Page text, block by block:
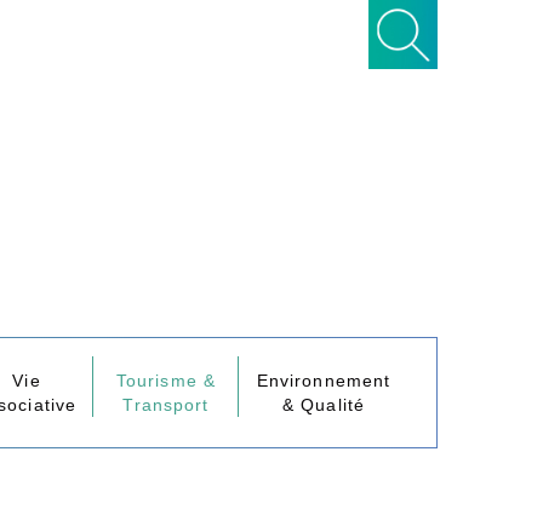
Vie
Tourisme &
Transport
Environnement
& Qualité